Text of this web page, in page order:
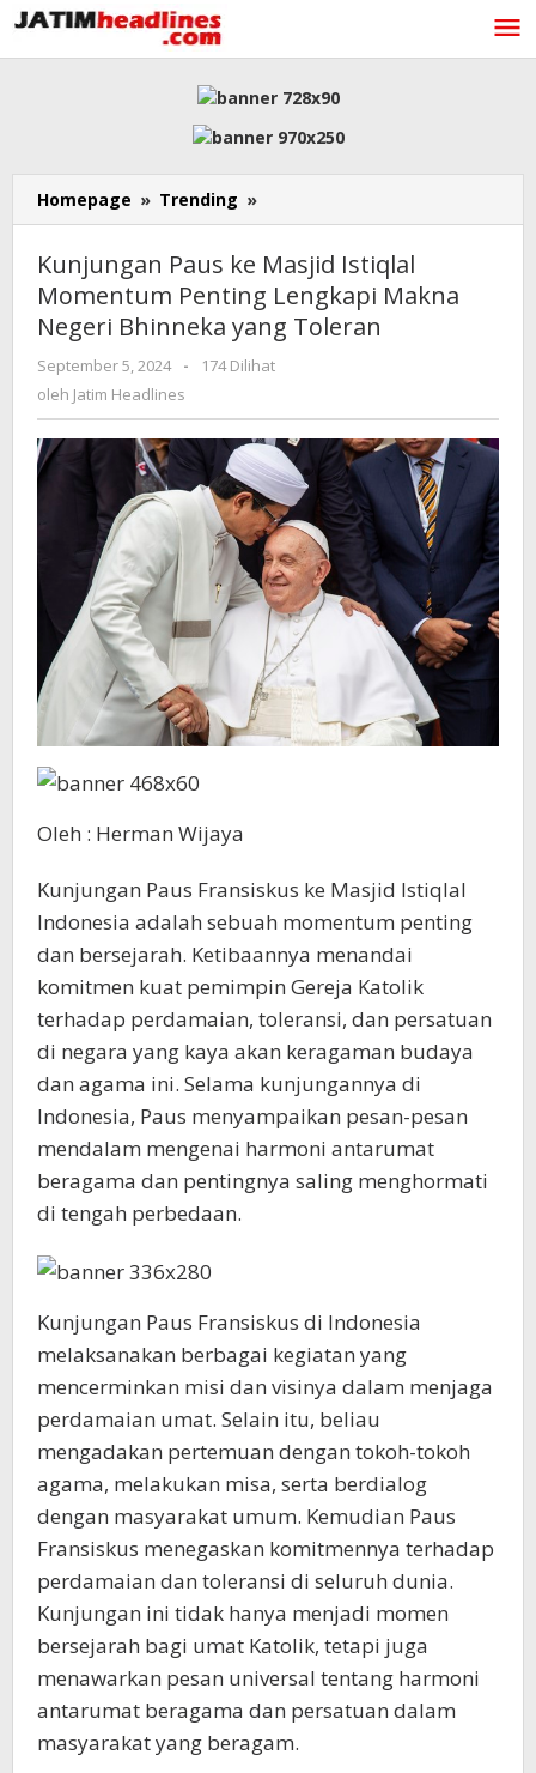
Lewati
ke
konten
Homepage » Trending »
Paus
Masjid
Istiqlal
Momentum
Penting
Lengkapi
Negeri
Bhinneka
yang
Toleran
Kunjungan Paus ke Masjid Istiqlal
Momentum Penting Lengkapi Makna
Negeri Bhinneka yang Toleran
September 5, 2024
oleh
-
174 Dilihat
oleh Jatim Headlines
Oleh : Herman Wijaya
Kunjungan Paus Fransiskus ke Masjid Istiqlal
Indonesia adalah sebuah momentum penting
dan bersejarah. Ketibaannya menandai
komitmen kuat pemimpin Gereja Katolik
terhadap perdamaian, toleransi, dan persatuan
di negara yang kaya akan keragaman budaya
dan agama ini. Selama kunjungannya di
Indonesia, Paus menyampaikan pesan-pesan
mendalam mengenai harmoni antarumat
beragama dan pentingnya saling menghormati
di tengah perbedaan.
Kunjungan Paus Fransiskus di Indonesia
melaksanakan berbagai kegiatan yang
mencerminkan misi dan visinya dalam menjaga
perdamaian umat. Selain itu, beliau
mengadakan pertemuan dengan tokoh-tokoh
agama, melakukan misa, serta berdialog
dengan masyarakat umum. Kemudian Paus
Fransiskus menegaskan komitmennya terhadap
perdamaian dan toleransi di seluruh dunia.
Kunjungan ini tidak hanya menjadi momen
bersejarah bagi umat Katolik, tetapi juga
menawarkan pesan universal tentang harmoni
antarumat beragama dan persatuan dalam
masyarakat yang beragam.